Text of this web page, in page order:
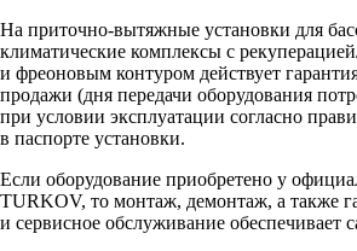
На приточно-вытяжные установки для
климатические комплексы c
и фреоновым контуром действует
продажи (дня передачи оборудования
при условии эксплуатации согласно
в паспорте установки.
Если оборудование приобретено у
TURKOV, то монтаж, демонтаж, а также
и сервисное обслуживание обеспечивает